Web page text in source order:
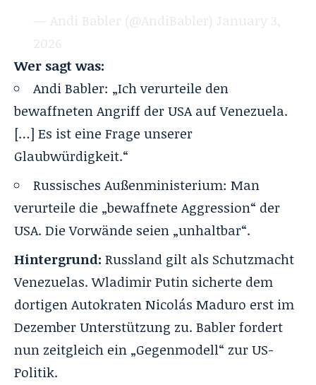
— Andi Babler (@AndiBabler) January 3,
2026
Wer sagt was:
Andi Babler: „Ich verurteile den
bewaffneten Angriff der USA auf Venezuela.
[…] Es ist eine Frage unserer
Glaubwürdigkeit.“
Russisches Außenministerium: Man
verurteile die „bewaffnete Aggression“ der
USA. Die Vorwände seien „unhaltbar“.
Hintergrund: Russland gilt als Schutzmacht
Venezuelas. Wladimir Putin sicherte dem
dortigen Autokraten Nicolás Maduro erst im
Dezember Unterstützung zu. Babler fordert
nun zeitgleich ein „Gegenmodell“ zur US-
Politik.